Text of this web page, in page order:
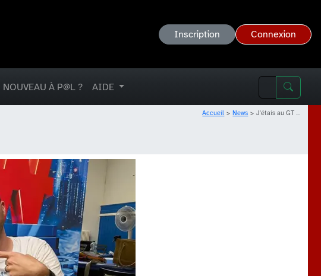
Inscription Connexion
NOUVEAU À P@L ? AIDE
Accueil News J'étais au GT ...